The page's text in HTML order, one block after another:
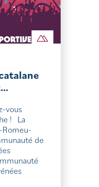
vous
! La
de